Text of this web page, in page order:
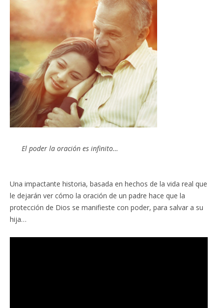
El poder la oración es infinito…
Una impactante historia, basada en hechos de la vida real que
le dejarán ver cómo la oración de un padre hace que la
protección de Dios se manifieste con poder, para salvar a su
hija…